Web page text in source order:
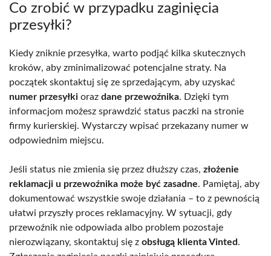
Co zrobić w przypadku zaginięcia
przesyłki?
Kiedy zniknie przesyłka, warto podjąć kilka skutecznych
kroków, aby zminimalizować potencjalne straty. Na
początek skontaktuj się ze sprzedającym, aby uzyskać
numer przesyłki oraz dane przewoźnika. Dzięki tym
informacjom możesz sprawdzić status paczki na stronie
firmy kurierskiej. Wystarczy wpisać przekazany numer w
odpowiednim miejscu.
Jeśli status nie zmienia się przez dłuższy czas, złożenie
reklamacji u przewoźnika może być zasadne. Pamiętaj, aby
dokumentować wszystkie swoje działania – to z pewnością
ułatwi przyszły proces reklamacyjny. W sytuacji, gdy
przewoźnik nie odpowiada albo problem pozostaje
nierozwiązany, skontaktuj się z obsługą klienta Vinted.